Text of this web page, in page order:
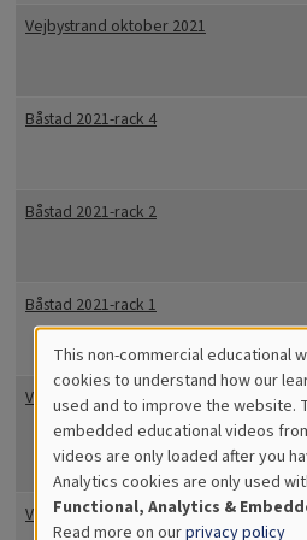
Vejbystrand oktober 2021
Båstad 2021-rack 4
Båstad 2021-rack 2
Båstad 2021-rack 1
Vejbystrands hamn 2021-rack 2
Vejbystrands hamn 2021-rack 3
Cookies
for
Educational
Analytics
This non-commercial educational
cookies to understand how our
used and to improve the website.
embedded educational videos
videos are only loaded after you
Analytics cookies are only used
Functional, Analytics &
Read more on ourprivacy policy